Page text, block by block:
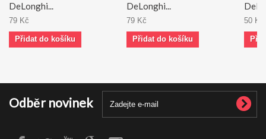
DeLonghi...
79 Kč
Přidat do košíku
DeLonghi...
79 Kč
Přidat do košíku
50 Kč
Odběr novinek